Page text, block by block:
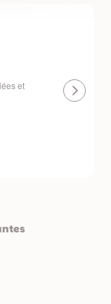
et
Un site que
réserve. La
livraison